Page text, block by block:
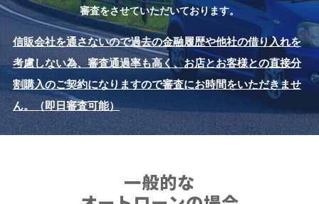
審査をさせていただいております。
信販会社を通さないので過去の金融履歴や他社の借り入れを
考慮しない為、審査通過率も高く、お店とお客様との直接分
割購入のご契約になりますので審査にお時間をいただきませ
ん。（即日審査可能）
一般的な